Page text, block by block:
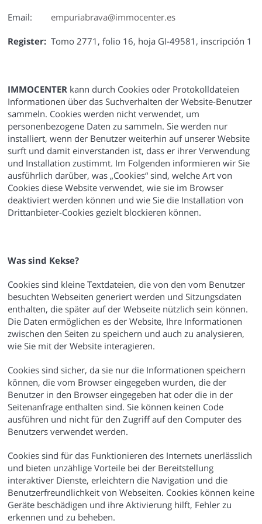
Email: empuriabrava@immocenter.es
Register: Tomo 2771, folio 16, hoja GI-49581, inscripción 1
IMMOCENTERkann durch Cookies oder Protokolldateien
Informationen über das Suchverhalten der Website-Benutzer
sammeln. Cookies werden nicht verwendet, um
personenbezogene Daten zu sammeln. Sie werden nur
installiert, wenn der Benutzer weiterhin auf unserer Website
surft und damit einverstanden ist, dass er ihrer Verwendung
und Installation zustimmt. Im Folgenden informieren wir Sie
ausführlich darüber, was „Cookies“ sind, welche Art von
Cookies diese Website verwendet, wie sie im Browser
deaktiviert werden können und wie Sie die Installation von
Drittanbieter-Cookies gezielt blockieren können.
Was sind Kekse?
Cookies sind kleine Textdateien, die von den vom Benutzer
besuchten Webseiten generiert werden und Sitzungsdaten
enthalten, die später auf der Webseite nützlich sein können.
Die Daten ermöglichen es der Website, Ihre Informationen
zwischen den Seiten zu speichern und auch zu analysieren,
wie Sie mit der Website interagieren.
Cookies sind sicher, da sie nur die Informationen speichern
können, die vom Browser eingegeben wurden, die der
Benutzer in den Browser eingegeben hat oder die in der
Seitenanfrage enthalten sind. Sie können keinen Code
ausführen und nicht für den Zugriff auf den Computer des
Benutzers verwendet werden.
Cookies sind für das Funktionieren des Internets unerlässlich
und bieten unzählige Vorteile bei der Bereitstellung
interaktiver Dienste, erleichtern die Navigation und die
Benutzerfreundlichkeit von Webseiten. Cookies können keine
Geräte beschädigen und ihre Aktivierung hilft, Fehler zu
erkennen und zu beheben.